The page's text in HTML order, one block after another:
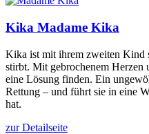
Kika Madame Kika
Kika ist mit ihrem zweiten Kind
stirbt. Mit gebrochenem Herzen
eine Lösung finden. Ein
Rettung – und führt sie in eine
hat.
zur Detailseite